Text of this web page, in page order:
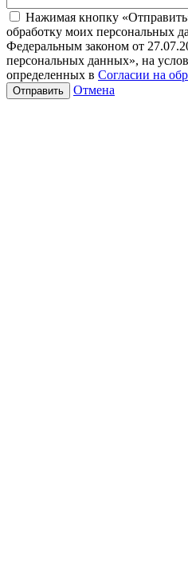
Нажимая кнопку
обработку моих персональных
Федеральным законом от
персональных данных», на
определенных в Согласии на
Отмена